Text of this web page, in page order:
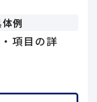
例
項目の詳